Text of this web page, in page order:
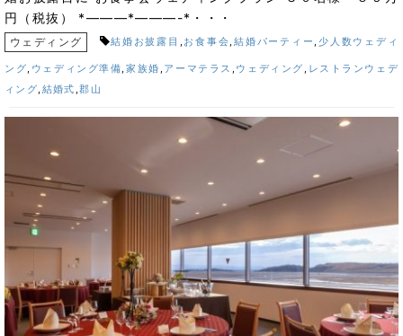
円（税抜） *———*———-*・・・
ウェディング 結婚お披露目 , お食事会, 結婚パーティー , 少人数ウェディ
ング, ウェディング準備, 家族婚 , アーマテラス , ウェディング , レストランウェデ
ィング, 結婚式 ,郡山